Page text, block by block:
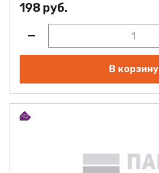
198 руб.
В корзину